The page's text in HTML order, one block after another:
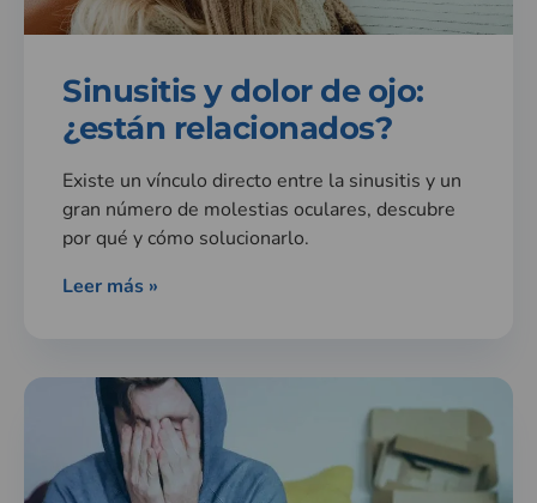
Sinusitis y dolor de ojo:
¿están relacionados?
Existe un vínculo directo entre la sinusitis y un
gran número de molestias oculares, descubre
por qué y cómo solucionarlo.
Leer más »